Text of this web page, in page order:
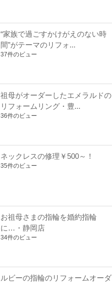
“家族で過ごすかけがえのない時
間”がテーマのリフォ...
37件のビュー
祖母がオーダーしたエメラルドの
リフォームリング・豊...
36件のビュー
ネックレスの修理￥500～！
35件のビュー
お祖母さまの指輪を婚約指輪
に…・静岡店
34件のビュー
ルビーの指輪のリフォームオーダ